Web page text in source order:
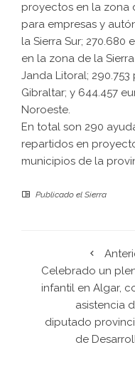
proyectos en la zona
para empresas y
la Sierra Sur;
en la zona de la
Janda Litoral;
Gibraltar; y 644.457
Noroeste.
En total son 290
repartidos en
municipios de la
Publicado el Sierra
Celebrado un
infantil en Algar,
asistencia
diputado
de